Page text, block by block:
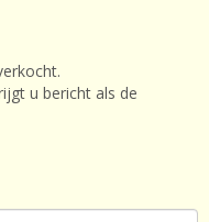
u bericht als de